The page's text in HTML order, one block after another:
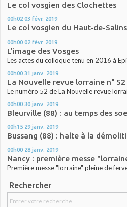
Le col vosgien des Clochettes
00h02 03 févr. 2019
Le col vosgien du Haut-de-Salins
00h00 02 févr. 2019
L'image des Vosges
Les actes du colloque tenu en 2016 à
00h00 31 janv. 2019
La Nouvelle revue lorraine n°
Le numéro 52 de La Nouvelle revue
00h00 30 janv. 2019
Bleurville (88) : au temps des
00h15 29 janv. 2019
Bussang (88) : halte à la
00h00 28 janv. 2019
Nancy : première messe
Première messe "lorraine" pleine de
Rechercher